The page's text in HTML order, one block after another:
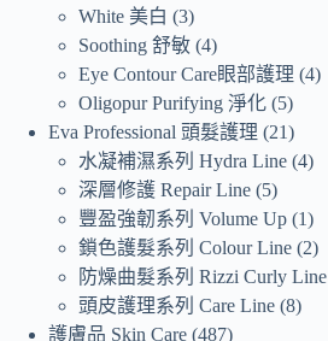
White 美白
3
Soothing 舒敏 4
Eye Contour Care眼部護理 4
Oligopur Purifying 淨化 5
Eva Professional 頭髮護理
21
水凝補濕系列 Hydra Line 4
深層修護 Repair Line 5
豐盈強韌系列 Volume Up 1
鎖色護髮系列 Colour Line 2
防燥曲髮系列 Rizzi Curly Line
頭皮護理系列 Care Line 8
護膚品 Skin Care 487